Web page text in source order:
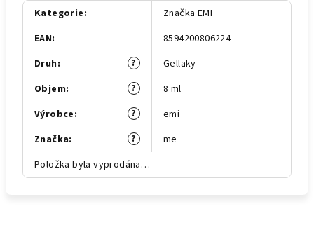
Kategorie:
Značka EMI
EAN:
8594200806224
?
Druh:
Gellaky
?
Objem:
8 ml
?
Výrobce:
emi
?
Značka:
me
Položka byla vyprodána…